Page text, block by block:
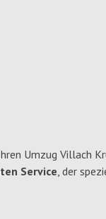
Umzug Villach
Service, der